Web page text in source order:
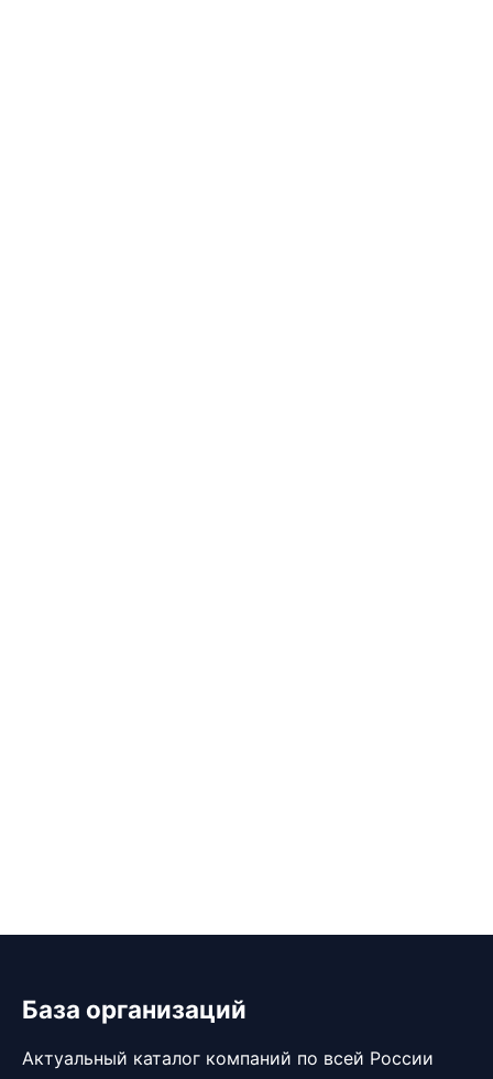
База организаций
Актуальный каталог компаний по всей России